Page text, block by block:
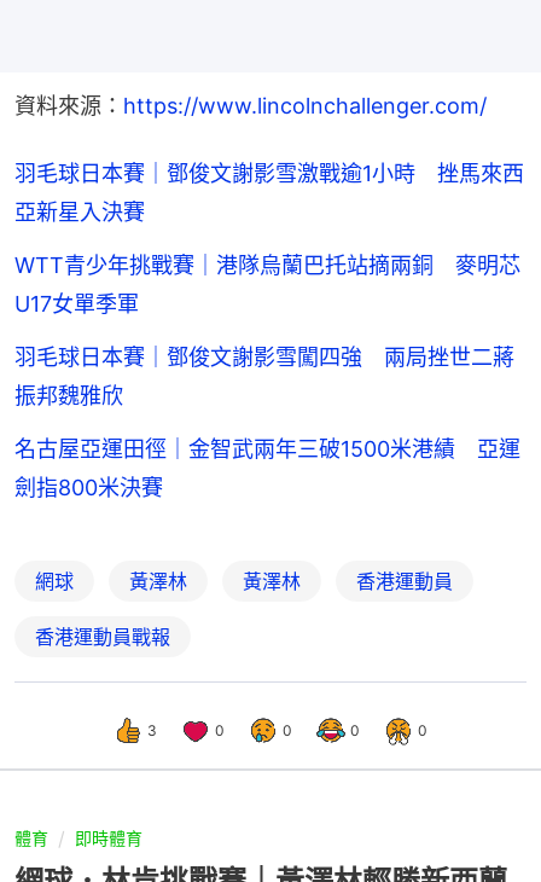
資料來源： https://www.lincolnchallenger.com/
羽毛球日本賽｜鄧俊文謝影雪激戰逾1小時 挫馬來西
亞新星入決賽
WTT青少年挑戰賽｜港隊烏蘭巴托站摘兩銅 麥明芯
U17女單季軍
羽毛球日本賽｜鄧俊文謝影雪闖四強 兩局挫世二蔣
振邦魏雅欣
名古屋亞運田徑｜金智武兩年三破1500米港績 亞運
劍指800米決賽
網球 黃澤林 黃澤林 香港運動員
香港運動員戰報
3 0 0 0 0
體育 即時體育